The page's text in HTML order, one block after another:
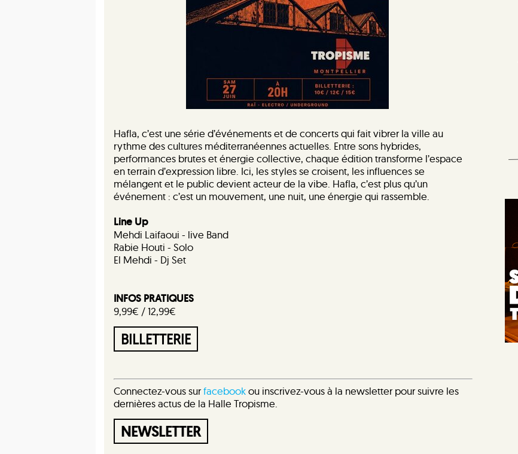
Hafla, c’est une série d’événements et de concerts qui fait vibrer la ville au
rythme des cultures méditerranéennes actuelles. Entre sons hybrides,
performances brutes et énergie collective, chaque édition transforme l’espace
en terrain d’expression libre. Ici, les styles se croisent, les influences se
mélangent et le public devient acteur de la vibe. Hafla, c’est plus qu’un
événement : c’est un mouvement, une nuit, une énergie qui rassemble.
Line Up
Mehdi Laifaoui - live Band
Rabie Houti - Solo
El Mehdi - Dj Set
INFOS PRATIQUES
9,99€ / 12,99€
BILLETTERIE
Connectez-vous surfacebookou inscrivez-vous à la newsletter pour suivre les
dernières actus de la Halle Tropisme.
NEWSLETTER